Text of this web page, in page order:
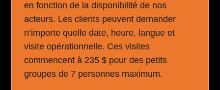
en fonction de la disponibilité de nos
acteurs. Les clients peuvent demander
n’importe quelle date, heure, langue et
visite opérationnelle. Ces visites
commencent à 235 $ pour des petits
groupes de 7 personnes maximum.